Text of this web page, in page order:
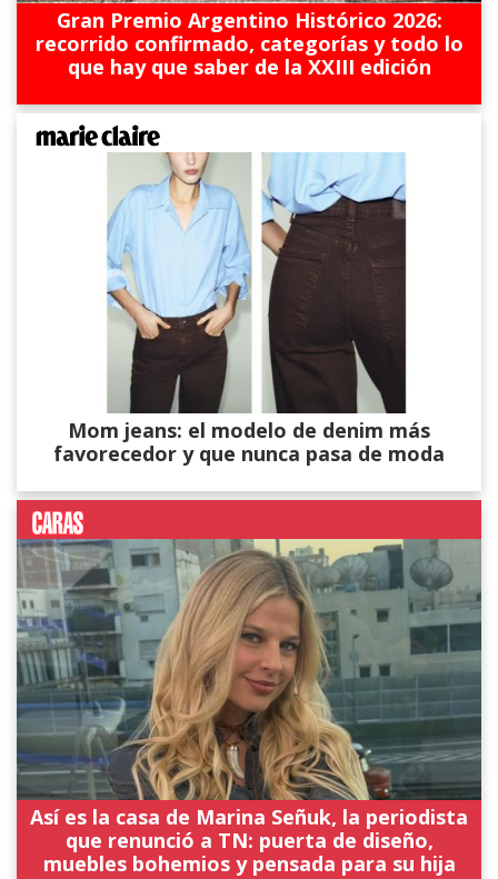
Gran Premio Argentino Histórico 2026:
recorrido confirmado, categorías y todo lo
que hay que saber de la XXIII edición
Mom jeans: el modelo de denim más
favorecedor y que nunca pasa de moda
Así es la casa de Marina Señuk, la periodista
que renunció a TN: puerta de diseño,
muebles bohemios y pensada para su hija